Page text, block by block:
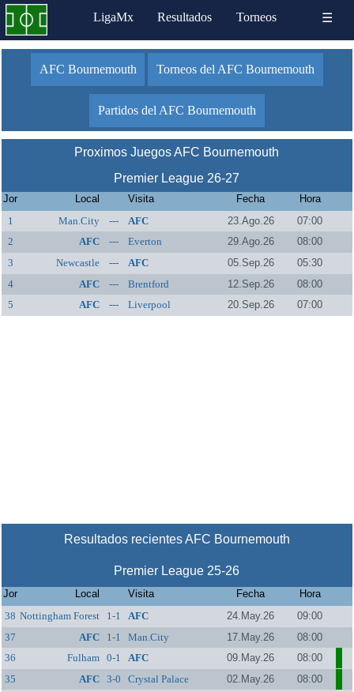
LigaMx Resultados Torneos ☰
AFC Bournemouth Torneos del AFC Bournemouth
Partidos del AFC Bournemouth
Proximos Juegos AFC Bournemouth
Premier League 26-27
Jor Local Visita Fecha
Hora
1
Man.City ---
AFC
Bournemouth
23.Ago.26
07:00
2
AFC
Bournemouth
--- Everton 29.Ago.26
08:00
3
Newcastle ---
AFC
Bournemouth
05.Sep.26
05:30
4
AFC
Bournemouth
--- Brentford 12.Sep.26
08:00
5
AFC
--- Liverpool 20.Sep.26 07:00
Resultados recientes AFC Bournemouth
Premier League 25-26
Jor Local Visita Fecha
Hora
38 Nottingham Forest 1-1
AFC
Bournemouth
24.May.26
09:00
37
AFC
Bournemouth
1-1 Man.City 17.May.26
08:00
36
Fulham 0-1
AFC
Bournemouth
09.May.26
08:00
35
AFC
3-0 Crystal Palace 02.May.26
08:00